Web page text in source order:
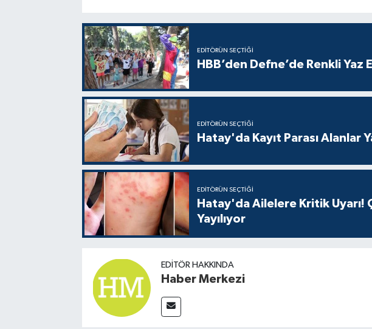
EDITÖRÜN SEÇTIĞI
HBB’den Defne’de Renkli Yaz
EDITÖRÜN SEÇTIĞI
Hatay'da Kayıt Parası Alanlar
EDITÖRÜN SEÇTIĞI
Hatay'da Ailelere Kritik Uyarı!
Yayılıyor
EDITÖR HAKKINDA
Haber Merkezi